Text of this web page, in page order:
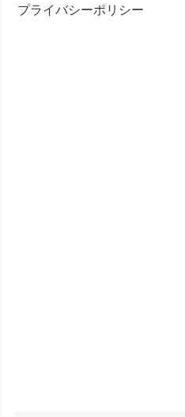
プライバシーポリシー